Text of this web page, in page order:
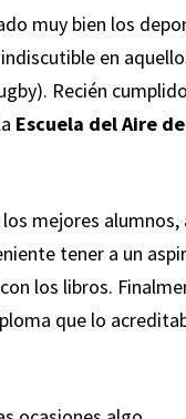
muy bien los
en
Recién
Escuela del Aire
mejores
tener a un
los libros.
que lo